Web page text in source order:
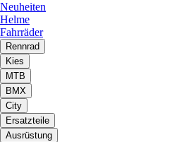
Neuheiten
Helme
Fahrräder
Rennrad
Kies
MTB
BMX
City
Ersatzteile
Ausrüstung